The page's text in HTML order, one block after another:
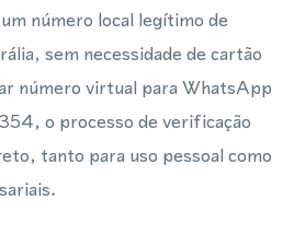
número local legítimo de
sem necessidade de cartão
número virtual para WhatsApp
o processo de verificação
tanto para uso pessoal como